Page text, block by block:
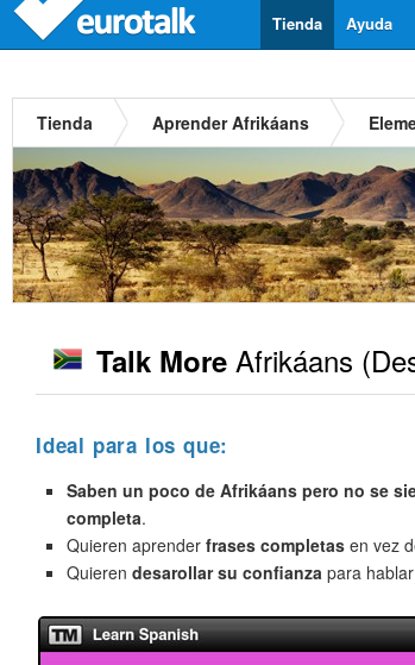
Ayuda
Tienda
Tienda Aprender Afrikáans
Talk More Afrikáans
Ideal para los que:
Saben un poco de Afrikáans pero no se
completa.
Quieren aprender frases completas en vez
Quieren desarollar su confianza para